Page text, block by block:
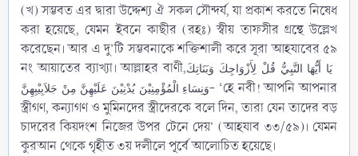
(খ) সম্ভবত এর দ্বারা উদ্দেশ্য ঐ সকল সৌন্দর্য, যা প্রকাশ করতে নিষেধ
করা হয়েছে, যেমন ইবনে কাছীর (রহঃ) স্বীয় তাফসীর গ্রন্থে উল্লেখ
করেছেন। আর এ দু’টি সম্ভবনাকে শক্তিশালী করে সূরা আহযাবের ৫৯
নং আয়াতের ব্যাখ্যা। আল্লাহর বাণী,يَا أَيُّهَا النَّبِيُّ قُلْ لِأَزْوَاجِكَ وَبَنَاتِكَ
وَنِسَاءِ الْمُؤْمِنِيْنَ يُدْنِيْنَ عَلَيْهِنَّ مِنْ جَلاَبِيْبِهِنَّ- ‘হে নবী! আপনি আপনার
স্ত্রীগণ, কন্যাগণ ও মুমিনদের স্ত্রীদেরকে বলে দিন, তারা যেন তাদের বড়
চাদরের কিয়দংশ নিজের উপর টেনে দেয়’ (আহযাব ৩৩/৫৯)। যেমন
কুরআন থেকে গৃহীত ৩য় দলীলে পূর্বে আলোচিত হয়েছে।